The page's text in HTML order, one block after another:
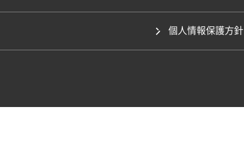
個人情報保護方針